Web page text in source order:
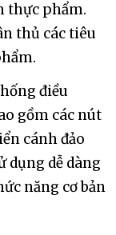
thực phẩm.
thủ các tiêu
điều
gồm các nút
cánh đảo
dụng dễ dàng
năng cơ bản